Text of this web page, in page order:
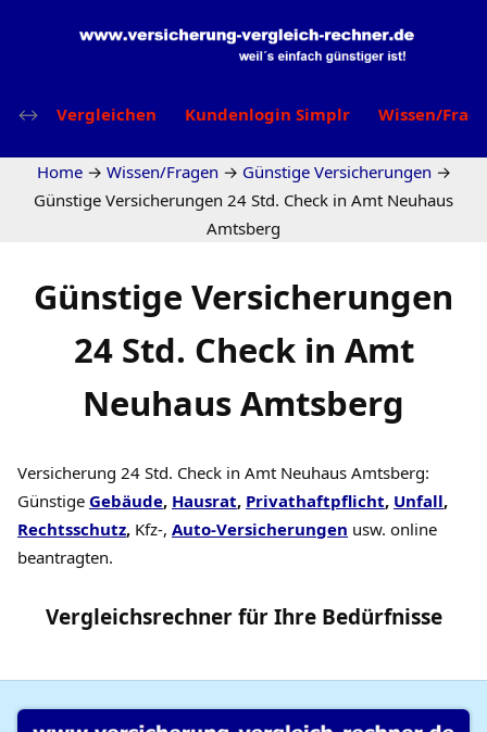
Vergleichen Kundenlogin Simplr Wissen/
Home → Wissen/Fragen → Günstige Versicherungen →
Günstige Versicherungen 24 Std. Check in Amt Neuhaus
Amtsberg
Günstige Versicherungen
24 Std. Check in Amt
Neuhaus Amtsberg
Versicherung 24 Std. Check in Amt Neuhaus Amtsberg:
Günstige Gebäude, Hausrat, Privathaftpflicht, Unfall,
Rechtsschutz, Kfz-, Auto-Versicherungen usw. online
beantragten.
Vergleichsrechnerfür Ihre Bedürfnisse